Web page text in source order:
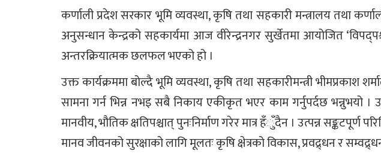
कर्णाली प्रदेश सरकार भूमि व्यवस्था, कृषि तथा सहकारी मन्त्रालय तथा
अनुसन्धान केन्द्रको सहकार्यमा आज वीरेन्द्रनगर सुर्खेतमा आयोजित
अन्तरक्रियात्मक छलफल भएको हो ।
उक्त कार्यक्रममा बोल्दै भूमि व्यवस्था, कृषि तथा सहकारीमन्त्री भीमप्रकाश
सामना गर्न भिन्न नभइ सबै निकाय एकीकृत भएर काम गर्नुपर्दछ भन्नुभयो ।
मानवीय, भौतिक क्षतिपश्चात् पुनःनिर्माण गरेर मात्र हँुँदैन । उत्पन्न सङ्कटपूर्ण
मानव जीवनको सुरक्षाको लागि मूलतः कृषि क्षेत्रको विकास, प्रवद्र्धन र